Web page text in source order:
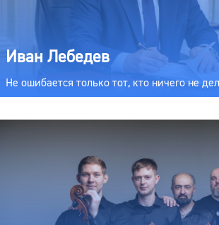
Иван Лебедев
Не ошибается только тот, кто ничего не